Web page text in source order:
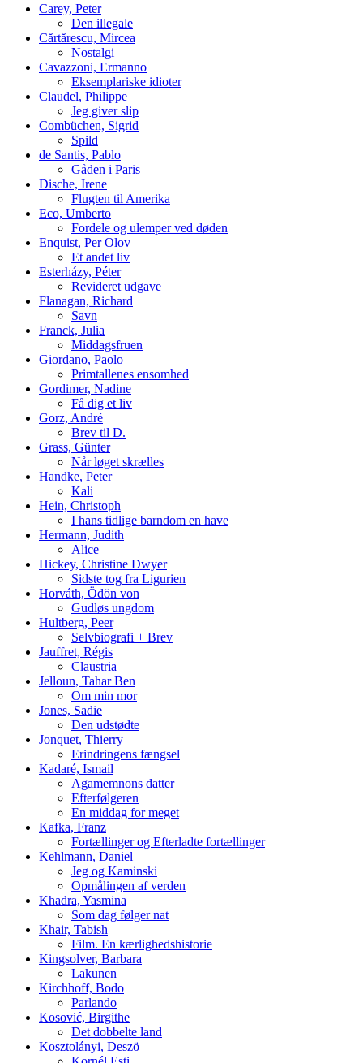
Carey, Peter
Den illegale
Cărtărescu, Mircea
Nostalgi
Cavazzoni, Ermanno
Eksemplariske idioter
Claudel, Philippe
Jeg giver slip
Combüchen, Sigrid
Spild
de Santis, Pablo
Gåden i Paris
Dische, Irene
Flugten til Amerika
Eco, Umberto
Fordele og ulemper ved døden
Enquist, Per Olov
Et andet liv
Esterházy, Péter
Revideret udgave
Flanagan, Richard
Savn
Franck, Julia
Middagsfruen
Giordano, Paolo
Primtallenes ensomhed
Gordimer, Nadine
Få dig et liv
Gorz, André
Brev til D.
Grass, Günter
Når løget skrælles
Handke, Peter
Kali
Hein, Christoph
I hans tidlige barndom en have
Hermann, Judith
Alice
Hickey, Christine Dwyer
Sidste tog fra Ligurien
Horváth, Ödön von
Gudløs ungdom
Hultberg, Peer
Selvbiografi + Brev
Jauffret, Régis
Claustria
Jelloun, Tahar Ben
Om min mor
Jones, Sadie
Den udstødte
Jonquet, Thierry
Erindringens fængsel
Kadaré, Ismail
Agamemnons datter
Efterfølgeren
En middag for meget
Kafka, Franz
Fortællinger og Efterladte fortællinger
Kehlmann, Daniel
Jeg og Kaminski
Opmålingen af verden
Khadra, Yasmina
Som dag følger nat
Khair, Tabish
Film. En kærlighedshistorie
Kingsolver, Barbara
Lakunen
Kirchhoff, Bodo
Parlando
Kosović, Birgithe
Det dobbelte land
Kosztolányi, Deszö